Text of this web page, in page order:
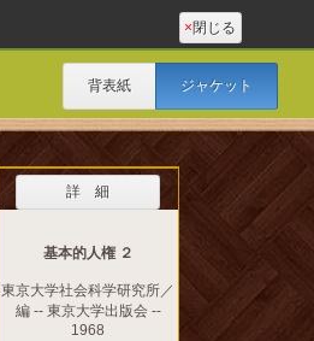
×閉じる
背表紙 ジャケット
詳 細
基本的人権 ２
東京大学社会科学研究所／
編 -- 東京大学出版会 --
1968